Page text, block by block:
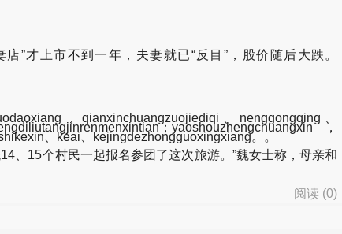
才上市不到一年，夫妻就已“反目”，股价随后大跌。
，qianxinchuangzuojiediqi、nenggongqing、
；yaoshouzhengchuangxin，
、keai、kejingdezhongguoxingxiang。。
15个村民一起报名参团了这次旅游。”魏女士称，母亲和
阅读 (0)